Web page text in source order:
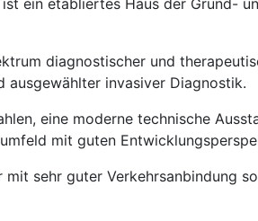
ein etabliertes Haus der Grund-
diagnostischer und
ausgewählter invasiver Diagnostik.
eine moderne technische
mit guten
sehr guter Verkehrsanbindung